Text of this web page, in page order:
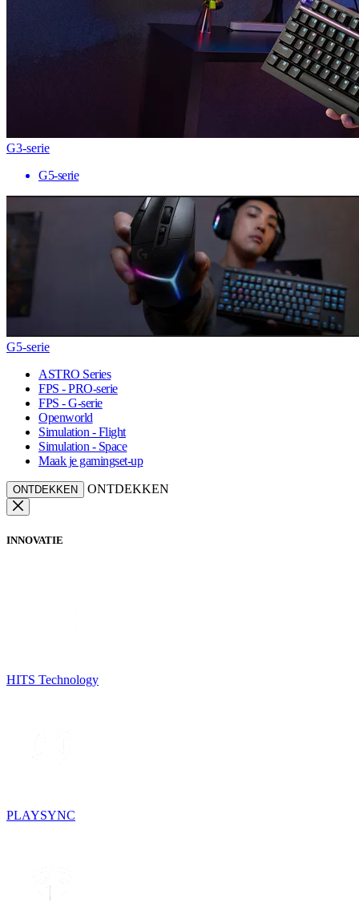
G3-serie
G5-serie
G5-serie
ASTRO Series
FPS - PRO-serie
FPS - G-serie
Openworld
Simulation - Flight
Simulation - Space
Maak je gamingset-up
ONTDEKKEN ONTDEKKEN
INNOVATIE
HITS Technology
PLAYSYNC